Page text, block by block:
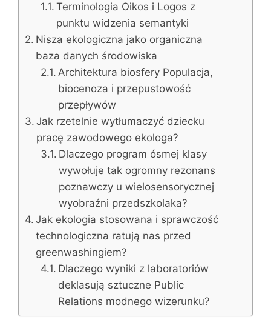
Terminologia Oikos i Logos z
punktu widzenia semantyki
Nisza ekologiczna jako organiczna
baza danych środowiska
Architektura biosfery Populacja,
biocenoza i przepustowość
przepływów
Jak rzetelnie wytłumaczyć dziecku
pracę zawodowego ekologa?
Dlaczego program ósmej klasy
wywołuje tak ogromny rezonans
poznawczy u wielosensorycznej
wyobraźni przedszkolaka?
Jak ekologia stosowana i sprawczość
technologiczna ratują nas przed
greenwashingiem?
Dlaczego wyniki z laboratoriów
deklasują sztuczne Public
Relations modnego wizerunku?